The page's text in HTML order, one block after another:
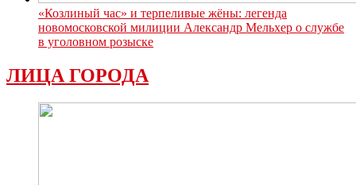
«Козлиный час» и терпеливые жёны: легенда
новомосковской милиции Александр Мельхер о службе
в уголовном розыске
ЛИЦА ГОРОДА